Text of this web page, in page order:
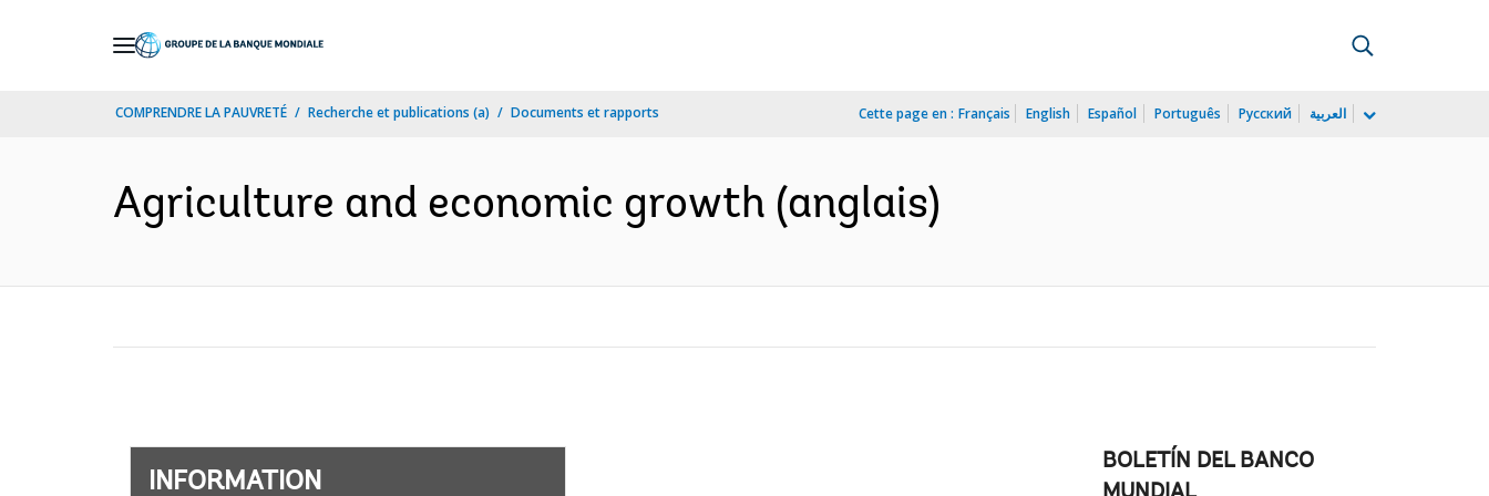
COMPRENDRE LA PAUVRETÉ Recherche et publications (a) Documents et rapports Cette page en : Français English Español Português Русский العربية
Agriculture and economic growth (anglais)
INFORMATION
BOLETÍN DEL BANCO